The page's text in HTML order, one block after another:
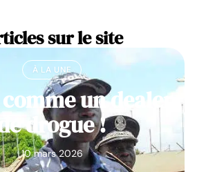
sur le site
À LA UNE
comme un dealer
drogue !
10 mars 2026